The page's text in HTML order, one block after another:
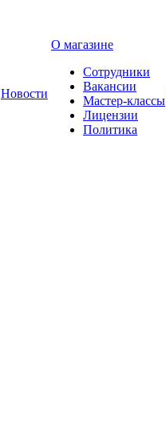
Новости
О магазине
Сотрудники
Вакансии
Мастер-классы
Лицензии
Политика